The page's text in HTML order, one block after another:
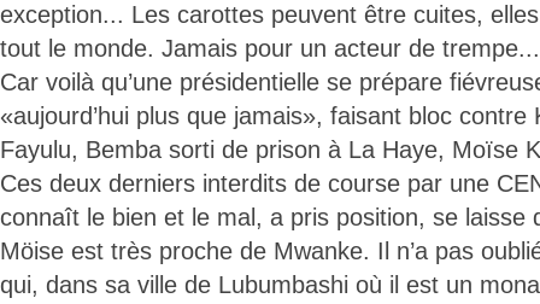
exception... Les carottes peuvent être cuites,
tout le monde. Jamais pour un acteur de trempe...
Car voilà qu’une présidentielle se prépare
«aujourd’hui plus que jamais», faisant bloc contre
Fayulu, Bemba sorti de prison à La Haye, Moïse
Ces deux derniers interdits de course par une
connaît le bien et le mal, a pris position, se laisse
Möise est très proche de Mwanke. Il n’a pas
qui, dans sa ville de Lubumbashi où il est un